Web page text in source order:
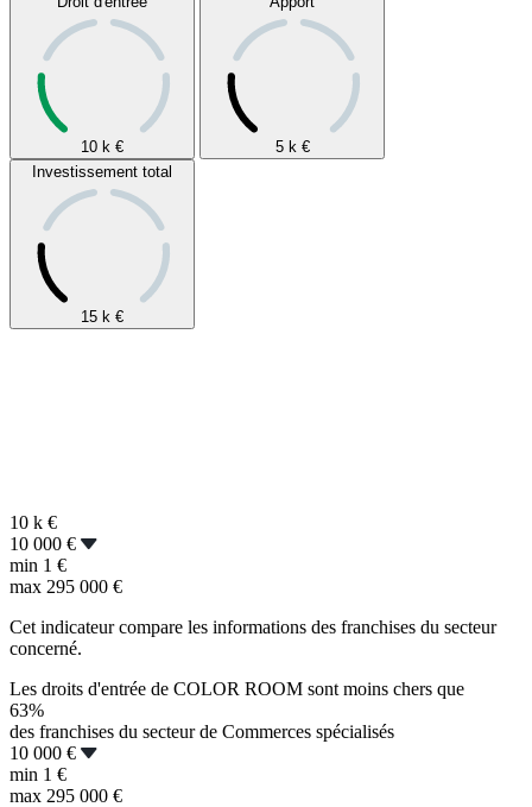
10 k € 5 k €
Investissement total
15 k €
10 k €
10 000 €
min 1 €
max 295 000 €
Cet indicateur compare les informations des franchises du secteur
concerné.
Les droits d'entrée de COLOR ROOM sont moins chers que
63%
des franchises du secteur de Commerces spécialisés
10 000 €
min 1 €
max 295 000 €